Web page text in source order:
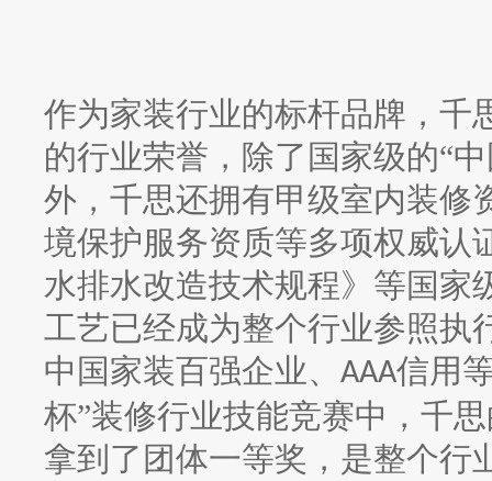
作为家装行业的标杆品牌，千
的行业荣誉，除了国家级的“
外，千思还拥有甲级室内装修
境保护服务资质等多项权威认
水排水改造技术规程》等国家
工艺已经成为整个行业参照执
中国家装百强企业、 AAA信用
杯”装修行业技能竞赛中，千
拿到了团体一等奖，是整个行